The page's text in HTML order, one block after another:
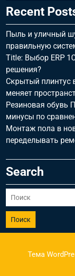
Recent
Пыль и уличный
правильную
Title: Выбор ERP
решения?
Скрытый плинтус
меняет
Резиновая обувь
минусы по
Монтаж пола в
переделывать
Search
Поиск
Тема